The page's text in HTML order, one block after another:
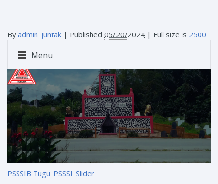
Menu
By admin_juntak | Published 05/20/2024 | Full size is 2500
PSSSIB Tugu_PSSSI_Slider